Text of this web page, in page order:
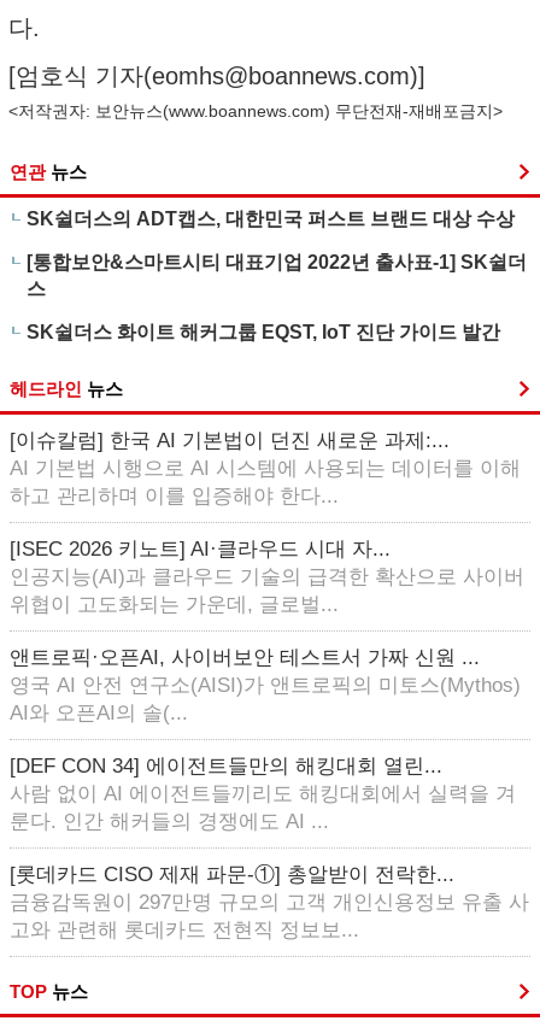
다.
[엄호식 기자(eomhs@boannews.com)]
<저작권자: 보안뉴스(www.boannews.com) 무단전재-재배포금지>
연관 뉴스
SK쉴더스의 ADT캡스, 대한민국 퍼스트 브랜드 대상 수상
[통합보안&스마트시티 대표기업 2022년 출사표-1] SK쉴더
스
SK쉴더스 화이트 해커그룹 EQST, IoT 진단 가이드 발간
헤드라인 뉴스
[이슈칼럼] 한국 AI 기본법이 던진 새로운 과제:...
AI 기본법 시행으로 AI 시스템에 사용되는 데이터를 이해
하고 관리하며 이를 입증해야 한다...
[ISEC 2026 키노트] AI·클라우드 시대 자...
인공지능(AI)과 클라우드 기술의 급격한 확산으로 사이버
위협이 고도화되는 가운데, 글로벌...
앤트로픽·오픈AI, 사이버보안 테스트서 가짜 신원 ...
영국 AI 안전 연구소(AISI)가 앤트로픽의 미토스(Mythos)
AI와 오픈AI의 솔(...
[DEF CON 34] 에이전트들만의 해킹대회 열린...
사람 없이 AI 에이전트들끼리도 해킹대회에서 실력을 겨
룬다. 인간 해커들의 경쟁에도 AI ...
[롯데카드 CISO 제재 파문-①] 총알받이 전락한...
금융감독원이 297만명 규모의 고객 개인신용정보 유출 사
고와 관련해 롯데카드 전현직 정보보...
TOP 뉴스